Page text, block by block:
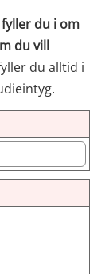
du i om
du vill
du alltid i